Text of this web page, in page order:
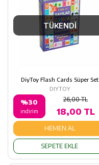
TÜKENDİ
DiyToy Flash Cards Süper Set
DIYTOY
%30
indirim
26,00 TL
18,00 TL
HEMEN AL
SEPETE EKLE